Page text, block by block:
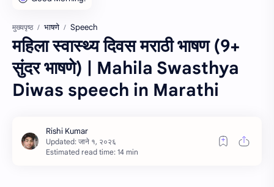
मुख्यपृष्ठ भाषणे Speech
महिला स्वास्थ्य दिवस मराठी भाषण (9+
सुंदर भाषणे) | Mahila Swasthya
Diwas speech in Marathi
Estimated read time: 14 min